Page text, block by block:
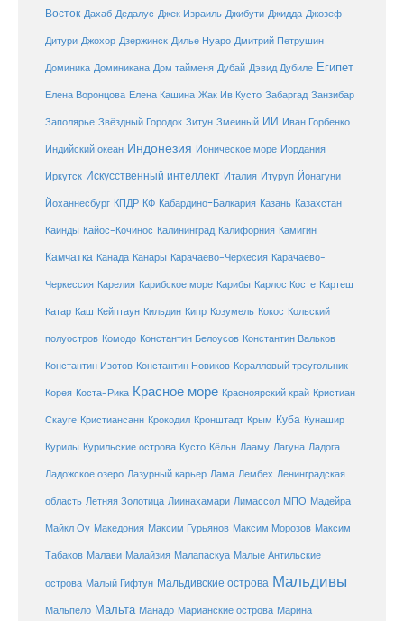
Восток Дахаб Дедалус Джек Израиль Джибути Джидда Джозеф
Дитури Джохор Дзержинск Дилье Нуаро Дмитрий Петрушин
Доминика Доминикана Дом тайменя Дубай Дэвид Дубиле Египет
Елена Воронцова Елена Кашина Жак Ив Кусто Забаргад Занзибар
Заполярье Звёздный Городок Зитун Змеиный ИИ Иван Горбенко
Индийский океан Индонезия Ионическое море Иордания
Иркутск Искусственный интеллект Италия Итуруп Йонагуни
Йоханнесбург КПДР КФ Кабардино-Балкария Казань Казахстан
Каинды Кайос-Кочинос Калининград Калифорния Камигин
Камчатка Канада Канары Карачаево-Черкесия Карачаево-
Черкессия Карелия Карибское море Карибы Карлос Косте Картеш
Катар Каш Кейптаун Кильдин Кипр Козумель Кокос Кольский
полуостров Комодо Константин Белоусов Константин Вальков
Константин Изотов Константин Новиков Коралловый треугольник
Корея Коста-Рика Красное море Красноярский край Кристиан
Скауге Кристиансанн Крокодил Кронштадт Крым Куба Кунашир
Курилы Курильские острова Кусто Кёльн Лааму Лагуна Ладога
Ладожское озеро Лазурный карьер Лама Лембех Ленинградская
область Летняя Золотица Лиинахамари Лимассол МПО Мадейра
Майкл Оу Македония Максим Гурьянов Максим Морозов Максим
Табаков Малави Малайзия Малапаскуа Малые Антильские
острова Малый Гифтун Мальдивские острова Мальдивы
Мальпело Мальта Манадо Марианские острова Марина